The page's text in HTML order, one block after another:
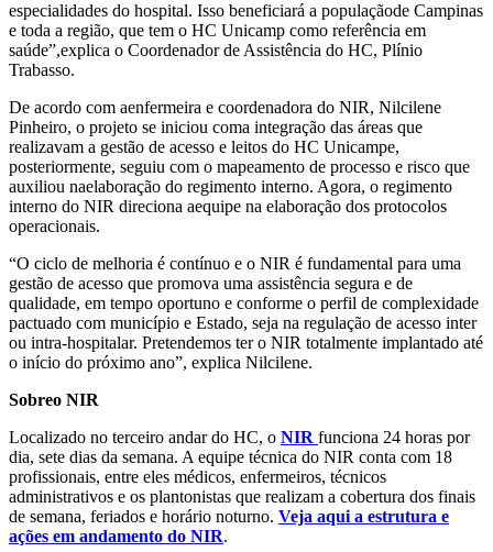
especialidades do hospital. Isso beneficiará a populaçãode Campinas
e toda a região, que tem o HC Unicamp como referência em
saúde”,explica o Coordenador de Assistência do HC, Plínio
Trabasso.
De acordo com aenfermeira e coordenadora do NIR, Nilcilene
Pinheiro, o projeto se iniciou coma integração das áreas que
realizavam a gestão de acesso e leitos do HC Unicampe,
posteriormente, seguiu com o mapeamento de processo e risco que
auxiliou naelaboração do regimento interno. Agora, o regimento
interno do NIR direciona aequipe na elaboração dos protocolos
operacionais.
“O ciclo de melhoria é contínuo e o NIR é fundamental para uma
gestão de acesso que promova uma assistência segura e de
qualidade, em tempo oportuno e conforme o perfil de complexidade
pactuado com município e Estado, seja na regulação de acesso inter
ou intra-hospitalar. Pretendemos ter o NIR totalmente implantado até
o início do próximo ano”, explica Nilcilene.
Sobreo NIR
Localizado no terceiro andar do HC, o NIR funciona 24 horas por
dia, sete dias da semana. A equipe técnica do NIR conta com 18
profissionais, entre eles médicos, enfermeiros, técnicos
administrativos e os plantonistas que realizam a cobertura dos finais
de semana, feriados e horário noturno. Veja aqui a estrutura e
ações em andamento do NIR.